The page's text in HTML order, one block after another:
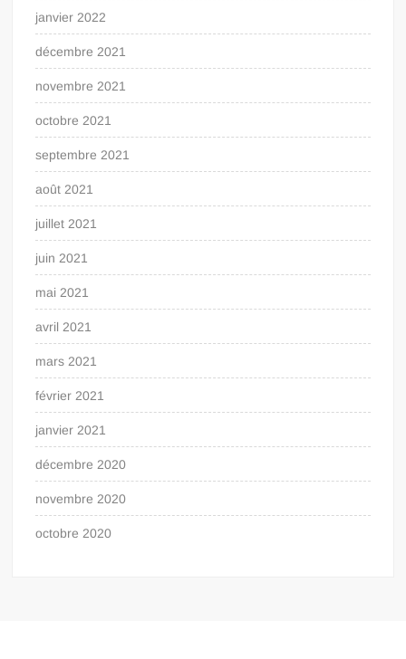
janvier 2022
décembre 2021
novembre 2021
octobre 2021
septembre 2021
août 2021
juillet 2021
juin 2021
mai 2021
avril 2021
mars 2021
février 2021
janvier 2021
décembre 2020
novembre 2020
octobre 2020